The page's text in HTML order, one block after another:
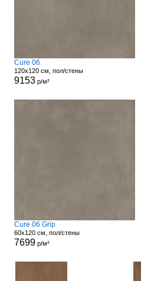
Cure 06
120x120 см, пол/стены
9153р/м²
Cure 06 Grip
60x120 см, пол/стены
7699р/м²